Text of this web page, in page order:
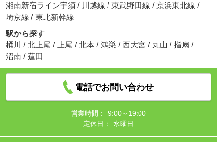
湘南新宿ライン宇須 / 川越線 / 東武野田線 / 京浜東北線 /
埼京線 / 東北新幹線
駅から探す
桶川
/ 北上尾 / 上尾 / 北本 / 鴻巣 / 西大宮 / 丸山 / 指扇 /
沼南 / 蓮田
電話でお問い合わせ
営業時間：
9:00～19:00
定休日：
水曜日